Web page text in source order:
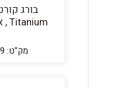
מק"ט: 55224552009